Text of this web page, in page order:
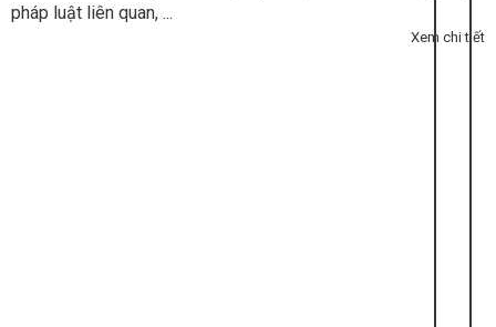
pháp luật liên quan, ...
Xem chi tiết